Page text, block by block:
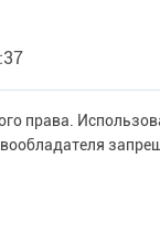
права.